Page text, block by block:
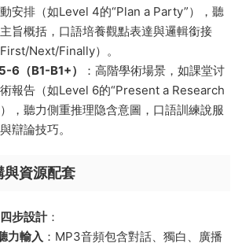
安排（如Level 4的“Plan a Party”），聽
旨概括，口語培養觀點表達與邏輯銜接
First/Next/Finally）。
6（B1-B1+）
：高階學術場景，如課堂讨
報告（如Level 6的“Present a Research
，聽力側重推理隐含意圖，口語訓練說服
辯論技巧。
與資源配套
步設計：
力輸入 ：MP3音頻包含對話、獨白、廣播